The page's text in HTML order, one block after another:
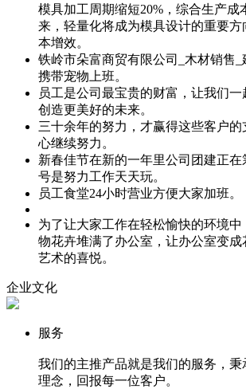
模具加工周期缩短20%，综合生产成
来，轻量化将成为模具设计的重要方
本增效。
铁岭市朵富商贸有限公司_木材销售_
携带宠物上班。
员工是公司最宝贵的财富，让我们一
创造更美好的未来。
三十余年的努力，才赢得这些客户
心继续努力。
新春佳节在新的一年里公司团建正在
号是努力工作天天玩。
员工食堂24小时营业方便大家加班。
为了让大家工作在轻松愉快的环境
物花卉堆满了办公室，让办公室变
艺术的喜悦。
企业文化
服务
我们的主推产品就是我们的服务，秉
理念，回报每一位客户。